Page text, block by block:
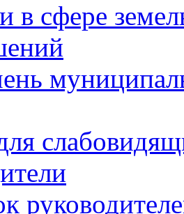
в сфере